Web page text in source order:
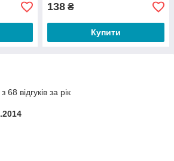
138 ₴
Купити
відгуків за рік